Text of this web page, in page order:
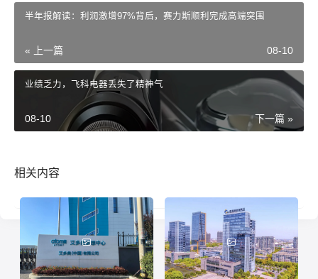
半年报解读：利润激增97%背后，赛力斯顺利完成高端突围
« 上一篇 08-10
业绩乏力，飞科电器丢失了精神气
下一篇 »
08-10
相关内容